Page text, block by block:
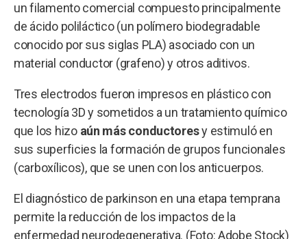
un filamento comercial compuesto principalmente
de ácido poliláctico (un polímero biodegradable
conocido por sus siglas PLA) asociado con un
material conductor (grafeno) y otros aditivos.
Tres electrodos fueron impresos en plástico con
tecnología 3D y sometidos a un tratamiento químico
que los hizo aún más conductoresy estimuló en
sus superficies la formación de grupos funcionales
(carboxílicos), que se unen con los anticuerpos.
El diagnóstico de parkinson en una etapa temprana
permite la reducción de los impactos de la
enfermedad neurodegenerativa. (Foto: Adobe Stock)